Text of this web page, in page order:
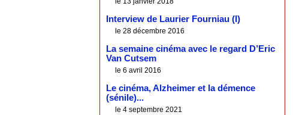
Interview de Laurier Fourniau (I)
le 28 décembre 2016
La semaine cinéma avec le regard D’Eric
Van Cutsem
le 6 avril 2016
Le cinéma, Alzheimer et la démence
(sénile)...
le 4 septembre 2021